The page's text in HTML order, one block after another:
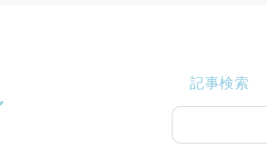
記事検索